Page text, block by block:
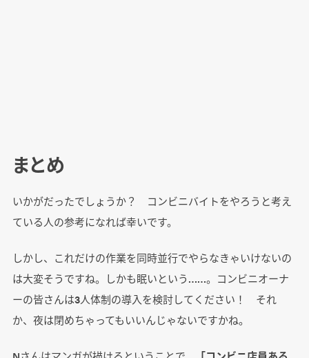
まとめ
いかがだったでしょうか？ コンビニバイトをやろうと考え
ている人の参考になれば幸いです。
しかし、これだけの作業を同時並行でやらなきゃいけないの
は大変そうですね。しかも眠いという……。コンビニオーナ
ーの皆さんは3人体制の導入を検討してください！ それ
か、夜は閉めちゃってもいいんじゃないですかね。